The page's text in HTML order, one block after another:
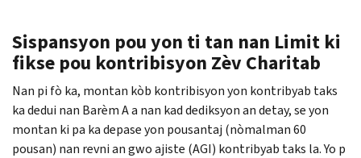
Sispansyon pou yon ti tan nan Limit ki
fikse pou kontribisyon Zèv Charitab
Nan pi fò ka, montan kòb kontribisyon yon kontribyab taks
ka dedui nan Barèm A a nan kad dediksyon an detay, se yon
montan ki pa ka depase yon pousantaj (nòmalman 60
pousan) nan revni an gwo ajiste (AGI) kontribyab taks la. Yo p